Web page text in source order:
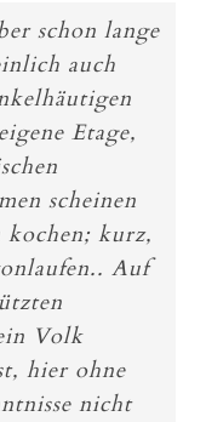
schon lange
auch
Etage,
scheinen
kochen; kurz,
Auf
Volk
hier ohne
nicht